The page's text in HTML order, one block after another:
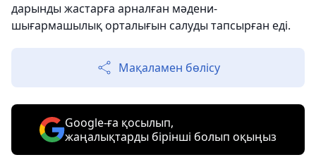
дарынды жастарға арналған мәдени-
шығармашылық орталығын салуды тапсырған еді.
Мақаламен бөлісу
Google-ға қосылып,
жаңалықтарды бірінші болып оқыңыз